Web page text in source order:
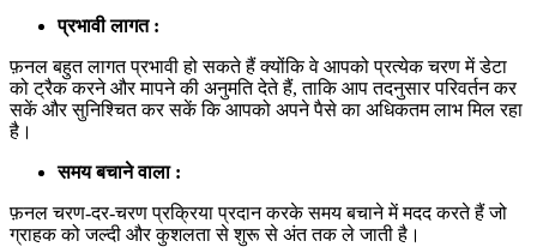
प्रभावी लागत :
फ़नल बहुत लागत प्रभावी हो सकते हैं क्योंकि वे आपको प्रत्येक चरण में डेटा
को ट्रैक करने और मापने की अनुमति देते हैं, ताकि आप तदनुसार परिवर्तन कर
सकें और सुनिश्चित कर सकें कि आपको अपने पैसे का अधिकतम लाभ मिल रहा
है।
समय बचाने वाला :
फ़नल चरण-दर-चरण प्रक्रिया प्रदान करके समय बचाने में मदद करते हैं जो
ग्राहक को जल्दी और कुशलता से शुरू से अंत तक ले जाती है।